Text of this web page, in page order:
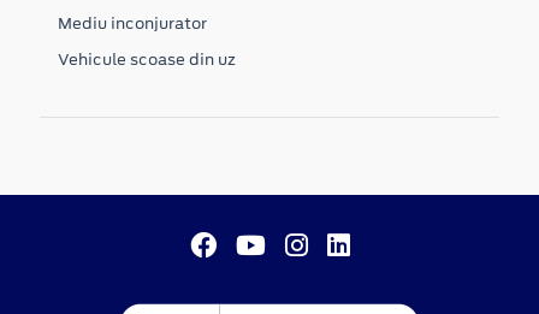
Mediu inconjurator
Vehicule scoase din uz